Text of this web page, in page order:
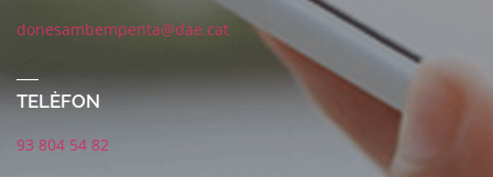
donesambempenta@dae.cat
TELÈFON
93 804 54 82